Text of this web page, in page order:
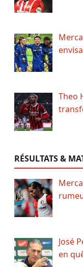
Theo
RÉSULTATS &
José
en